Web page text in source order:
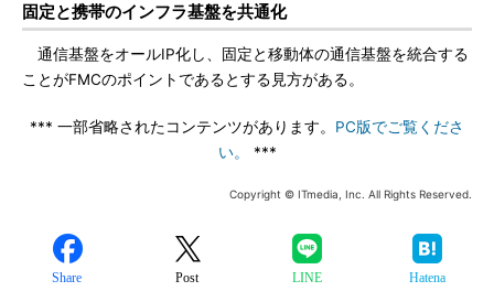
固定と携帯のインフラ基盤を共通化
通信基盤をオールIP化し、固定と移動体の通信基盤を統合する
ことがFMCのポイントであるとする見方がある。
*** 一部省略されたコンテンツがあります。 PC版でご覧くださ
い。
***
Copyright © ITmedia, Inc. All Rights Reserved.
Share Post LINE Hatena